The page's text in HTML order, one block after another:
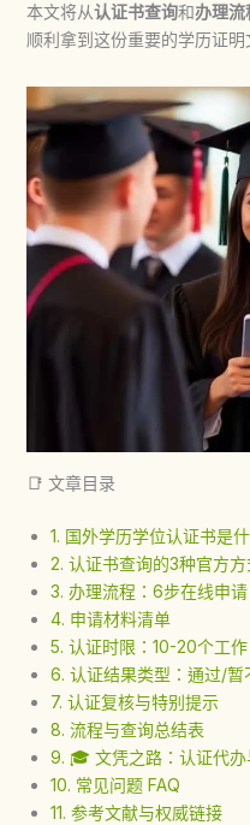
本文将从认证书查询和办理流
顺利拿到这份重要的学历证明
📑 文章目录
1. 国外学历学位认证书是
2. 认证书查询的3种官方方
3. 办理流程：6步在线申请
4. 申请材料清单
5. 认证时限：10-20个工作
6. 认证结果类型：通过/暂
7. 认证复核与特别提示
8. 流程与查询总结表
9. 🎓 文凭之路：认证代办
10. 常见问题 FAQ
11. 参考文献与权威链接